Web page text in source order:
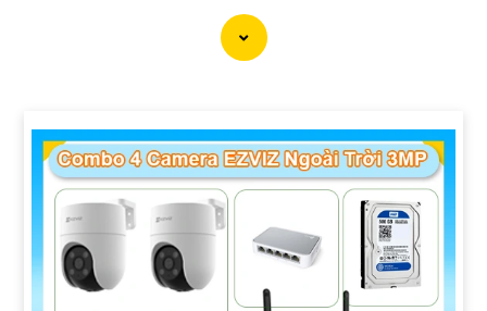
gian giám sát. Hệ thống camera hiện đại này cho phép
quay xoay 360 độ, giúp ghi lại mọi góc cạnh và hành
động trong ngôi nhà, văn phòng hay cửa hàng của bạn
liên hệ với chúng tôi ngay hôm nay để biết thêm thông
tin chi tiết và được tư vấn miễn phí."
Hy vọng câu này sẽ giúp bạn trong việc giới thiệu dịch
vụ lắp đặt Camera Quay Xoay 360. Nếu bạn cần thêm
sự hỗ trợ hoặc tư vấn khác, đừng ngần ngại để lại câu
hỏi!